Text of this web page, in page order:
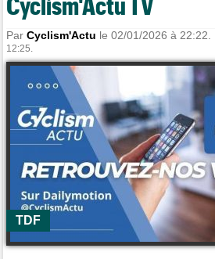
ParCyclism'Actu le 02/01/2026 à 22:22.
12:25.
TDF